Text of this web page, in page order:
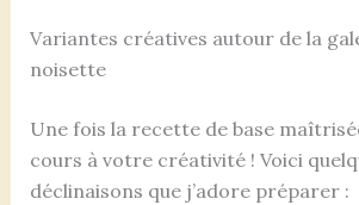
Variantes créatives autour de la
noisette
Une fois la recette de base
cours à votre créativité ! Voici
déclinaisons que j’adore préparer :